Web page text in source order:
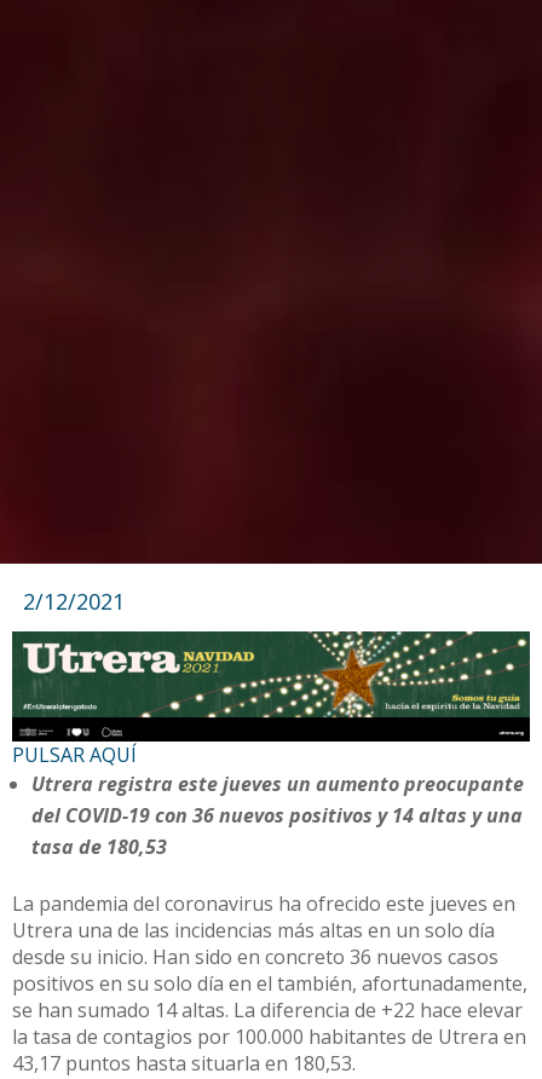
2/12/2021
PULSAR AQUÍ
Utrera registra este jueves un aumento preocupante
del COVID-19 con 36 nuevos positivos y 14 altas y una
tasa de 180,53
La pandemia del coronavirus ha ofrecido este jueves en
Utrera una de las incidencias más altas en un solo día
desde su inicio. Han sido en concreto 36 nuevos casos
positivos en su solo día en el también, afortunadamente,
se han sumado 14 altas. La diferencia de +22 hace elevar
la tasa de contagios por 100.000 habitantes de Utrera en
43,17 puntos hasta situarla en 180,53.